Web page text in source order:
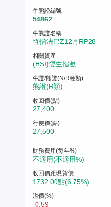
牛熊證編號
54862
牛熊證名稱
恆指法巴Z12月RP28
相關資產
(HSI)恆生指數
牛證/熊證(N/R種類)
熊證(R類)
收回價(點)
27,400
行使價(點)
27,500
財務費用(每年%)
不適用(不適用%)
收回價距現貨價
1732.00點(6.75%)
溢價(%)
-0.59